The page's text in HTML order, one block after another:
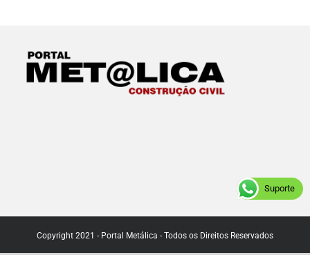
Copyright 2021 - Portal Metálica - Todos os Direitos Reservados
Suporte